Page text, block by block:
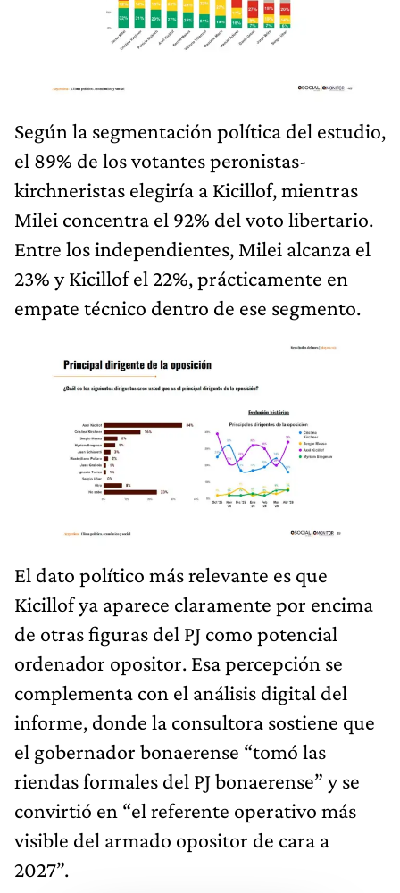
Según la segmentación política del estudio,
el 89% de los votantes peronistas-
kirchneristas elegiría a Kicillof, mientras
Milei concentra el 92% del voto libertario.
Entre los independientes, Milei alcanza el
23% y Kicillof el 22%, prácticamente en
empate técnico dentro de ese segmento.
El dato político más relevante es que
Kicillof ya aparece claramente por encima
de otras figuras del PJ como potencial
ordenador opositor. Esa percepción se
complementa con el análisis digital del
informe, donde la consultora sostiene que
el gobernador bonaerense “tomó las
riendas formales del PJ bonaerense” y se
convirtió en “el referente operativo más
visible del armado opositor de cara a
2027”.